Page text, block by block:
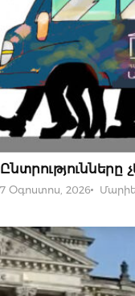
07 ՕԳՈՍՏՈՍԻ, 2026
Ընտրությունները
7 Օգոստոս, 2026